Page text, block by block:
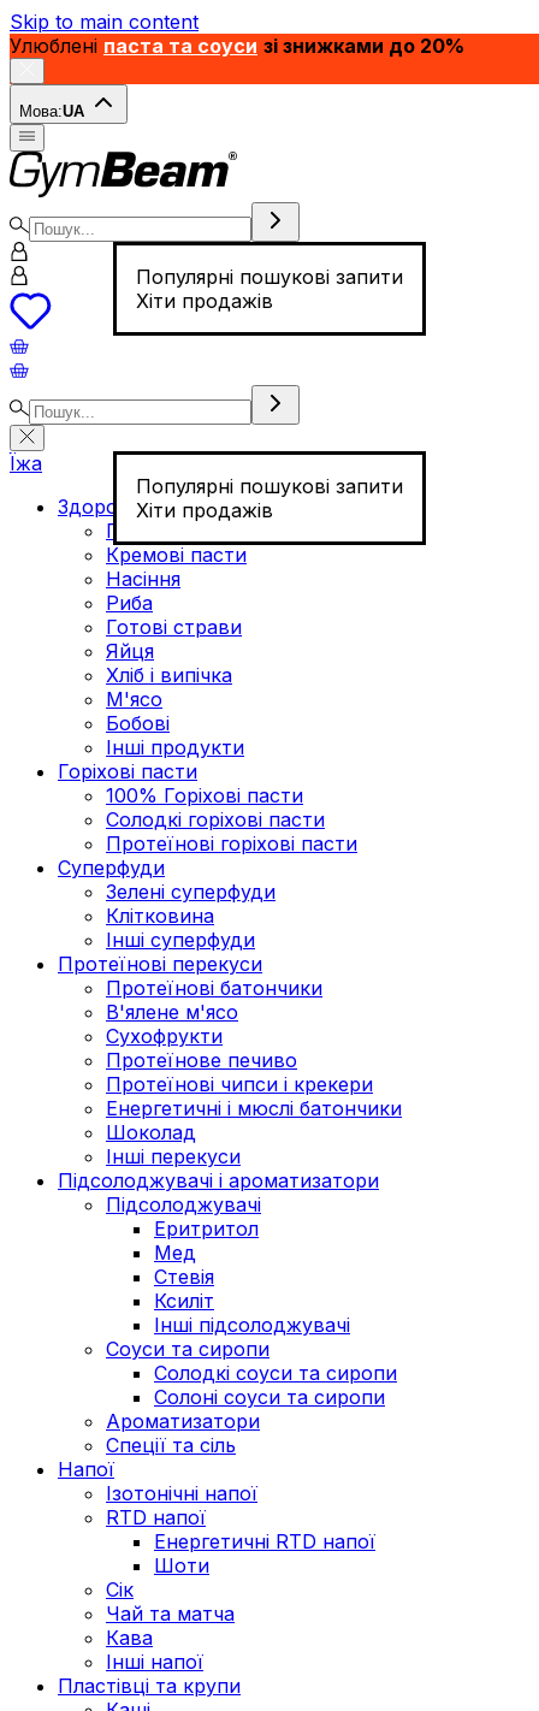
Skip to main content
Улюблені паста та соуси зі знижками до 20%
Мова:UA
Популярні пошукові запити
Хіти продажів
Популярні пошукові запити
Хіти продажів
Їжа
Здорове харчування
Горіхи
Кремові пасти
Насіння
Риба
Готові страви
Яйця
Хліб і випічка
М'ясо
Бобові
Інші продукти
Горіхові пасти
100% Горіхові пасти
Солодкі горіхові пасти
Протеїнові горіхові пасти
Суперфуди
Зелені суперфуди
Клітковина
Інші суперфуди
Протеїнові перекуси
Протеїнові батончики
В'ялене м'ясо
Сухофрукти
Протеїнове печиво
Протеїнові чипси і крекери
Енергетичні і мюслі батончики
Шоколад
Інші перекуси
Підсолоджувачі і ароматизатори
Підсолоджувачі
Еритритол
Мед
Стевія
Ксиліт
Інші підсолоджувачі
Соуси та сиропи
Солодкі соуси та сиропи
Солоні соуси та сиропи
Ароматизатори
Спеції та сіль
Напої
Ізотонічні напої
RTD напої
Енергетичні RTD напої
Шоти
Сік
Чай та матча
Кава
Інші напої
Пластівці та крупи